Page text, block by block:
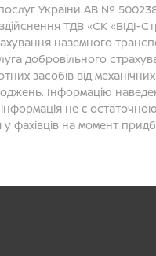
України АВ №
ТДВ «СК «ВІДІ-
наземного
добровільного
засобів від механічних
Інформацію
інформація не є
у фахівців на момент